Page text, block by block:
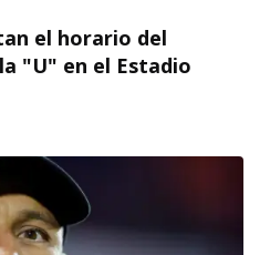
el horario del
"U" en el Estadio